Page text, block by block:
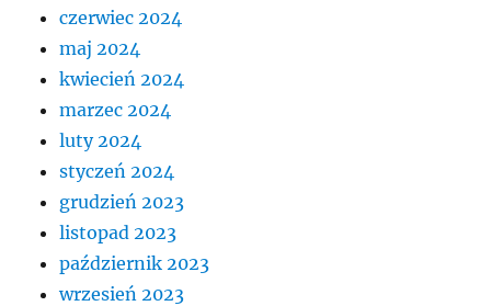
czerwiec 2024
maj 2024
kwiecień 2024
marzec 2024
luty 2024
styczeń 2024
grudzień 2023
listopad 2023
październik 2023
wrzesień 2023